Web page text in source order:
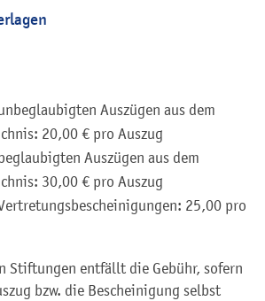
Auszügen aus dem
20,00 € pro Auszug
Auszügen aus dem
30,00 € pro Auszug
25,00 pro
Stiftungen entfällt die Gebühr, sofern
bzw. die Bescheinigung selbst